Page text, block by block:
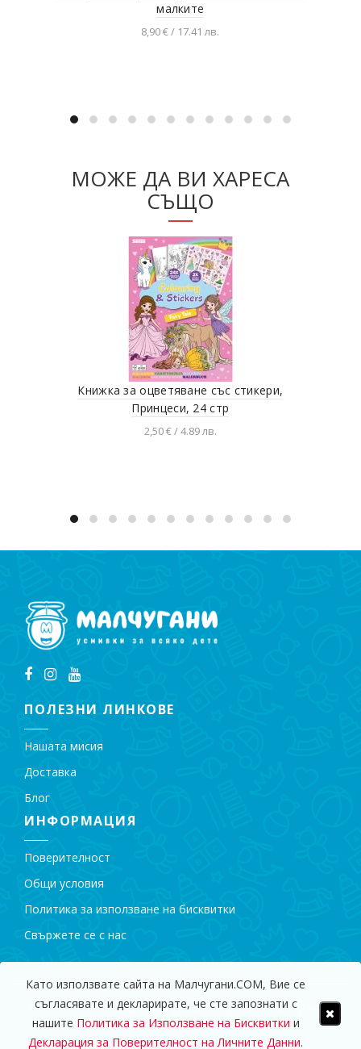
Като използвате сайта на Малчугани.COM, Вие се
съгласявате и декларирате, че сте запознати с
нашите Политика за Използване на Бисквитки и
Декларация за Поверителност на Личните Данни.
малките
8,90 € / 17.41 лв.
МОЖЕ ДА ВИ ХАРЕСА
СЪЩО
Книжка за оцветяване със стикери,
Принцеси, 24 стр
2,50 € / 4.89 лв.
ПОЛЕЗНИ ЛИНКОВЕ
Нашата мисия
Доставка
Блог
ИНФОРМАЦИЯ
Поверителност
Общи условия
Политика за използване на бисквитки
Свържете се с нас
© 2009 - 2018 Магазин за Детски Играчки "Малчугани".
Всички права запазени.